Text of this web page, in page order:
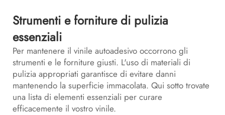
Strumenti e forniture di pulizia
essenziali
Per mantenere il vinile autoadesivo occorrono gli
strumenti e le forniture giusti. L'uso di materiali di
pulizia appropriati garantisce di evitare danni
mantenendo la superficie immacolata. Qui sotto trovate
una lista di elementi essenziali per curare
efficacemente il vostro vinile.